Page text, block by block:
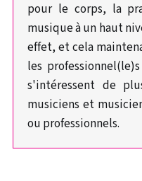
pour le corps, la
musique à un haut
effet, et cela
les
s'intéressent de
musiciens et
ou professionnels.